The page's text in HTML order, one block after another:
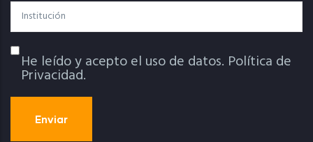
Institución
Política De Privacidad
He leído y acepto el uso de datos. Política de
Privacidad.